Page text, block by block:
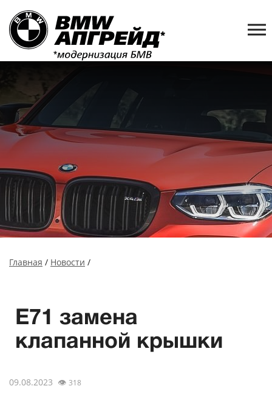
Главная / Новости /
E71 замена
клапанной крышки
09.08.2023 👁 318